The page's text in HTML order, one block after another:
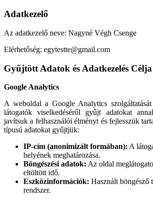
Adatkezelő
Az adatkezelő neve: Nagyné Végh Csenge
Elérhetőség: egytestte@gmail.com
Gyűjtött Adatok és Adatkezelés Célja
Google Analytics
A weboldal a Google Analytics
látogatók viselkedéséről gyűjt adatokat
javítsuk a felhasználói élményt és fejlesszük
típusú adatokat gyűjtjük:
IP-cím (anonimizált formában): A
helyének meghatározása.
Böngészési adatok: Az oldal
eltöltött idő.
Eszközinformációk: Használt böngésző
rendszer.